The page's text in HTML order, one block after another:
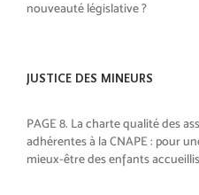
nouveauté législative ?
JUSTICE DES MINEURS
PAGE 8. La charte qualité des
adhérentes à la CNAPE : pour
mieux-être des enfants accueillis